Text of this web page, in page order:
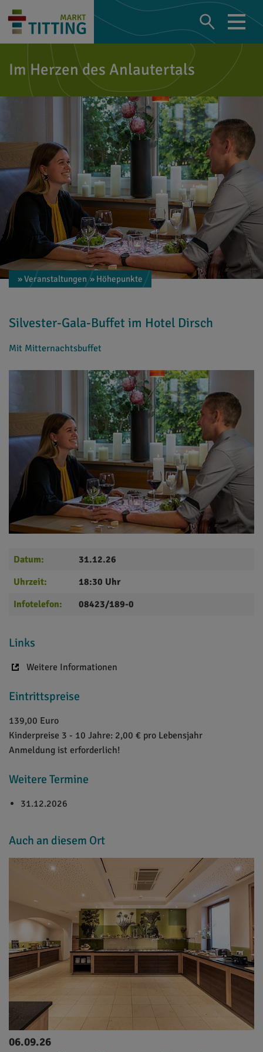
Im Herzen des Anlautertals
» Veranstaltungen » Höhepunkte
Silvester-Gala-Buffet im Hotel Dirsch
Mit Mitternachtsbuffet
Datum:
31.12.26
Uhrzeit:
18:30 Uhr
Infotelefon:
08423/189-0
Links
Weitere Informationen
Eintrittspreise
139,00 Euro
Kinderpreise 3 - 10 Jahre: 2,00 € pro Lebensjahr
Anmeldung ist erforderlich!
Weitere Termine
31.12.2026
Auch an diesem Ort
06.09.26